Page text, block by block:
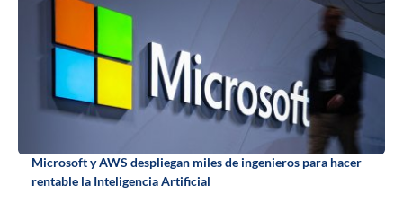
Microsoft y AWS despliegan miles de ingenieros para hacer
rentable la Inteligencia Artificial